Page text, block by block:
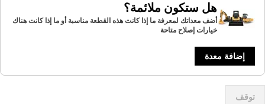
هل ستكون ملائمة؟
أضف معداتك لمعرفة ما إذا كانت هذه القطعة مناسبة أو ما إذا كانت هناك
خيارات إصلاح متاحة
إضافة معدة
توقف